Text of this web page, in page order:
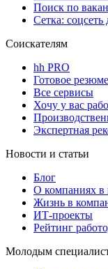
Поиск по
Сетка: соцсеть
Соискателям
hh PRO
Готовое резюме
Все сервисы
Хочу у вас
Экспертная
Новости и статьи
Блог
О компаниях в
Жизнь в
ИТ-проекты
Рейтинг
Молодым